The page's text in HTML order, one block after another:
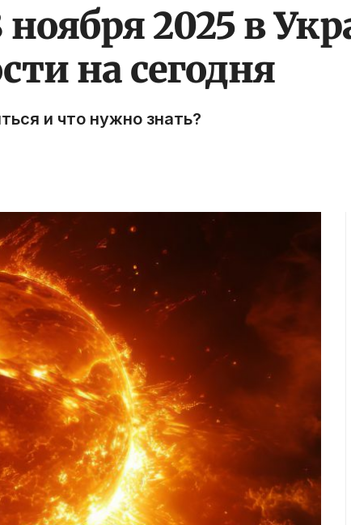
2025 в
на сегодня
и что нужно знать?